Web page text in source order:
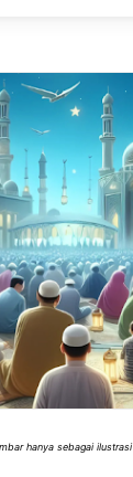
hanya sebagai ilustrasi